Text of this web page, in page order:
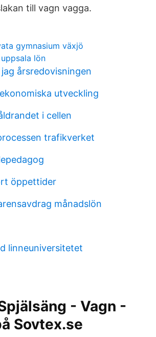
till vagn vagga.
gymnasium växjö
lön
årsredovisningen
utveckling
i cellen
trafikverket
öppettider
månadslön
linneuniversitetet
- Vagn -
Sovtex.se